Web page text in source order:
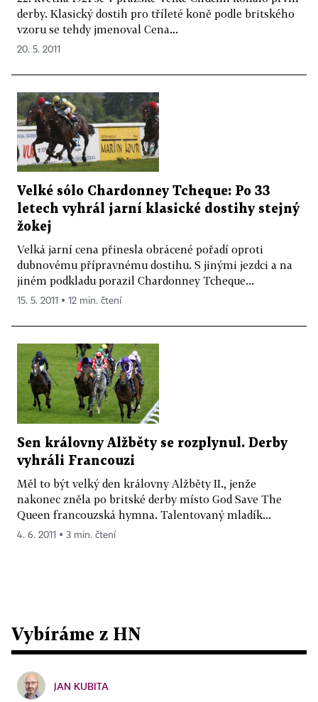
derby. Klasický dostih pro tříleté koně podle britského
vzoru se tehdy jmenoval Cena...
20. 5. 2011
Velké sólo Chardonney Tcheque: Po 33
letech vyhrál jarní klasické dostihy stejný
žokej
Velká jarní cena přinesla obrácené pořadí oproti
dubnovému přípravnému dostihu. S jinými jezdci a na
jiném podkladu porazil Chardonney Tcheque...
15. 5. 2011 ▪ 12 min. čtení
Sen královny Alžběty se rozplynul. Derby
vyhráli Francouzi
Měl to být velký den královny Alžběty II., jenže
nakonec zněla po britské derby místo God Save The
Queen francouzská hymna. Talentovaný mladík...
4. 6. 2011 ▪ 3 min. čtení
Vybíráme z HN
JAN KUBITA